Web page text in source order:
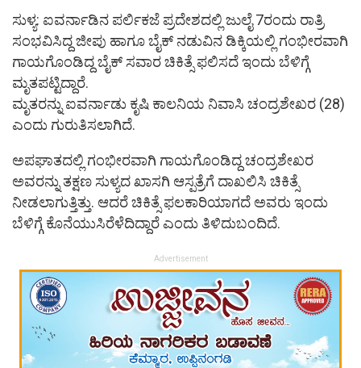
ಸುಳ್ಯ: ಐವರ್ನಾಡಿನ ಪರ್ಲಿಕಜೆ ಪ್ರದೇಶದಲ್ಲಿ ಜುಲೈ 7ರಂದು ರಾತ್ರಿ
ಸಂಭವಿಸಿದ್ದ ಜೀಪು ಹಾಗೂ ಬೈಕ್ ನಡುವಿನ ಡಿಕ್ಕಿಯಲ್ಲಿ ಗಂಭೀರವಾಗಿ
ಗಾಯಗೊಂಡಿದ್ದ ಬೈಕ್ ಸವಾರ ಚಿಕಿತ್ಸೆ ಫಲಿಸದೆ ಇಂದು ಬೆಳಿಗ್ಗೆ
ಮೃತಪಟ್ಟಿದ್ದಾರೆ.
ಮೃತರನ್ನು ಐವರ್ನಾಡು ಕೃಷಿ ಕಾಲನಿಯ ನಿವಾಸಿ ಚಂದ್ರಶೇಖರ (28)
ಎಂದು ಗುರುತಿಸಲಾಗಿದೆ.
ಅಪಘಾತದಲ್ಲಿ ಗಂಭೀರವಾಗಿ ಗಾಯಗೊಂಡಿದ್ದ ಚಂದ್ರಶೇಖರ
ಅವರನ್ನು ತಕ್ಷಣ ಸುಳ್ಯದ ಖಾಸಗಿ ಆಸ್ಪತ್ರೆಗೆ ದಾಖಲಿಸಿ ಚಿಕಿತ್ಸೆ
ನೀಡಲಾಗುತ್ತಿತ್ತು. ಆದರೆ ಚಿಕಿತ್ಸೆ ಫಲಕಾರಿಯಾಗದೆ ಅವರು ಇಂದು
ಬೆಳಿಗ್ಗೆ ಕೊನೆಯುಸಿರೆಳೆದಿದ್ದಾರೆ ಎಂದು ತಿಳಿದುಬಂದಿದೆ.
Advertisement